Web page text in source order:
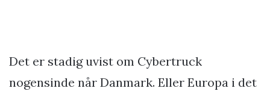
Det er stadig uvist om Cybertruck
nogensinde når Danmark. Eller Europa i det